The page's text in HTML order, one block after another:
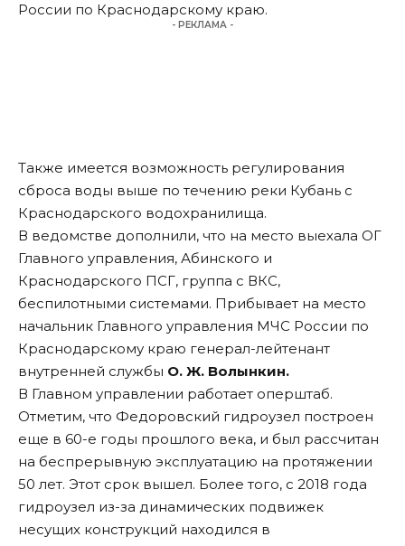
России по Краснодарскому краю.
- РЕКЛАМА -
Также имеется возможность регулирования
сброса воды выше по течению реки Кубань с
Краснодарского водохранилища.
В ведомстве дополнили, что на место выехала ОГ
Главного управления, Абинского и
Краснодарского ПСГ, группа с ВКС,
беспилотными системами. Прибывает на место
начальник Главного управления МЧС России по
Краснодарскому краю генерал-лейтенант
внутренней службы О. Ж. Волынкин.
В Главном управлении работает оперштаб.
Отметим, что Федоровский гидроузел построен
еще в 60-е годы прошлого века, и был рассчитан
на беспрерывную эксплуатацию на протяжении
50 лет. Этот срок вышел. Более того, с 2018 года
гидроузел из-за динамических подвижек
несущих конструкций находился в